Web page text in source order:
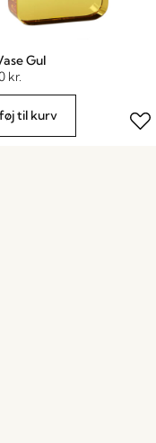
Gul
kr.
til kurv